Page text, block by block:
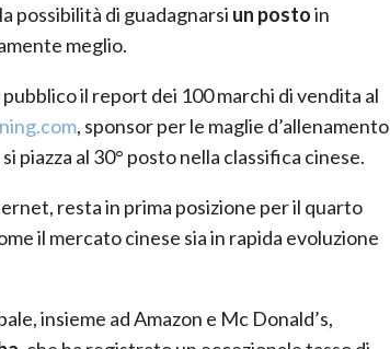
possibilità di guadagnarsi un postoin
meglio.
il report dei 100 marchi di vendita al
, sponsor per le maglie d’allenamento
si piazza al 30° posto nella classifica cinese.
resta in prima posizione per il quarto
il mercato cinese sia in rapida evoluzione
insieme ad Amazon e Mc Donald’s,